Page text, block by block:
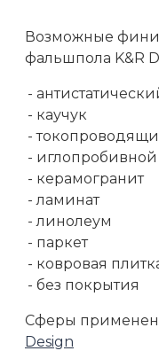
Возможные
фальшпола K&R
-
- каучук
-
-
- керамогранит
- ламинат
- линолеум
- паркет
- ковровая
- без покрытия
Сферы
Design